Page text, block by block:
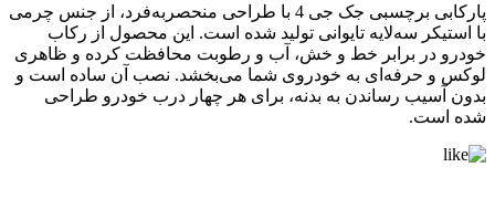
پارکابی برچسبی جک جی 4 با طراحی منحصر‌به‌فرد، از جنس چرمی
با استیکر سه‌لایه تایوانی تولید شده است. این محصول از رکاب
خودرو در برابر خط و خش، آب و رطوبت محافظت کرده و ظاهری
لوکس و حرفه‌ای به خودروی شما می‌بخشد. نصب آن ساده است و
بدون آسیب رساندن به بدنه، برای هر چهار درب خودرو طراحی
شده است.